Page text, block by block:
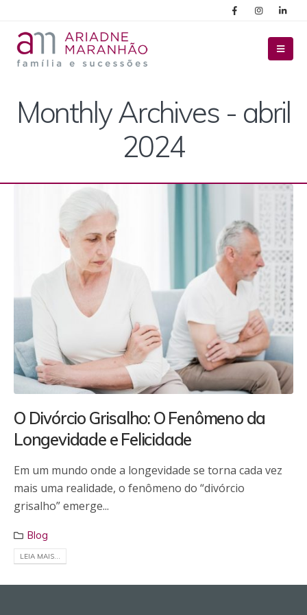
Monthly Archives - abril
2024
O Divórcio Grisalho: O Fenômeno da
Longevidade e Felicidade
Em um mundo onde a longevidade se torna cada vez
mais uma realidade, o fenômeno do “divórcio
grisalho” emerge...
Blog
LEIA MAIS...